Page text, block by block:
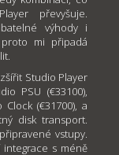
převyšuje.
výhody i
mi připadá
Studio Player
PSU (€33100),
(€31700), a
disk transport.
vstupy.
s méně